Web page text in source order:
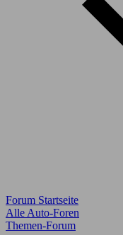
Forum Startseite
Alle Auto-Foren
Themen-Forum